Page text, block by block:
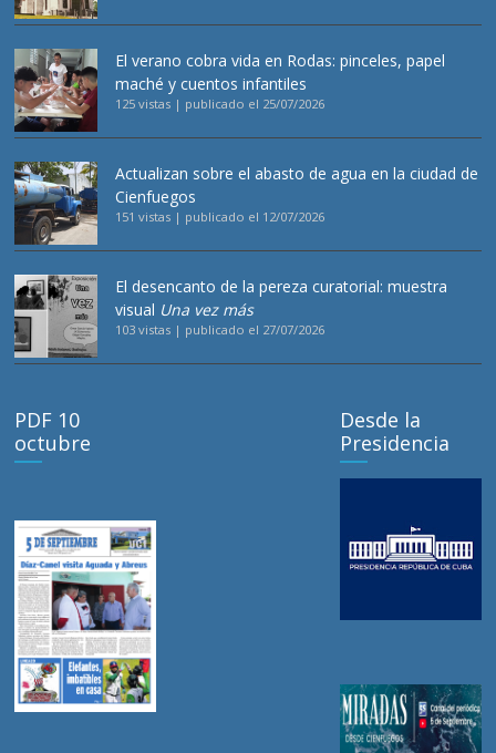
El verano cobra vida en Rodas: pinceles, papel
maché y cuentos infantiles
125 vistas | publicado el 25/07/2026
Actualizan sobre el abasto de agua en la ciudad de
Cienfuegos
151 vistas | publicado el 12/07/2026
El desencanto de la pereza curatorial: muestra
visual Una vez más
103 vistas | publicado el 27/07/2026
PDF 10
octubre
Desde la
Presidencia